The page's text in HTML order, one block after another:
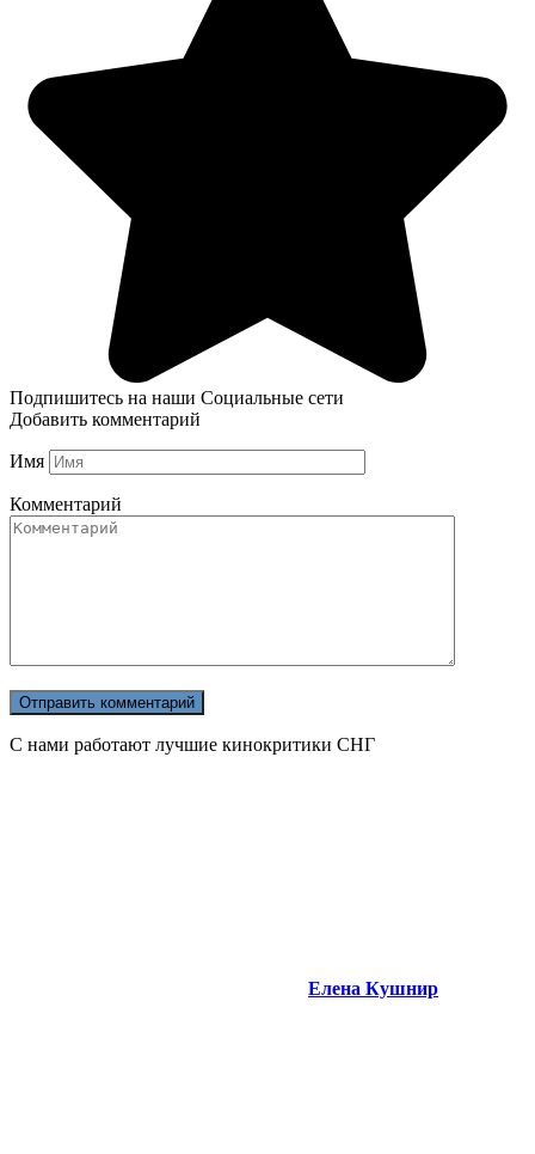
Подпишитесь на наши Социальные сети
Добавить комментарий
Имя
Комментарий
С нами работают лучшие кинокритики СНГ
Елена Кушнир